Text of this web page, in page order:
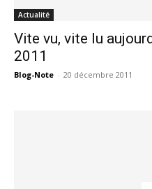
Actualité
Vite vu, vite lu
2011
Blog-Note - 20 décembre 2011